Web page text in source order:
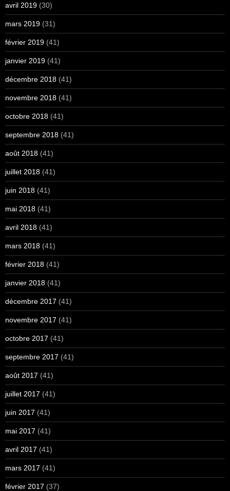
avril 2019 (30)
mars 2019 (31)
février 2019 (41)
janvier 2019 (41)
décembre 2018 (41)
novembre 2018 (41)
octobre 2018 (41)
septembre 2018 (41)
août 2018 (41)
juillet 2018 (41)
juin 2018 (41)
mai 2018 (41)
avril 2018 (41)
mars 2018 (41)
février 2018 (41)
janvier 2018 (41)
décembre 2017 (41)
novembre 2017 (41)
octobre 2017 (41)
septembre 2017 (41)
août 2017 (41)
juillet 2017 (41)
juin 2017 (41)
mai 2017 (41)
avril 2017 (41)
mars 2017 (41)
février 2017 (37)